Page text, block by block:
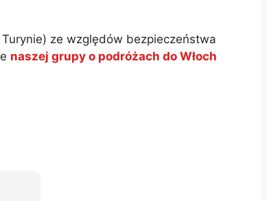
ze względów bezpieczeństwa
naszej grupy o podróżach do Włoch